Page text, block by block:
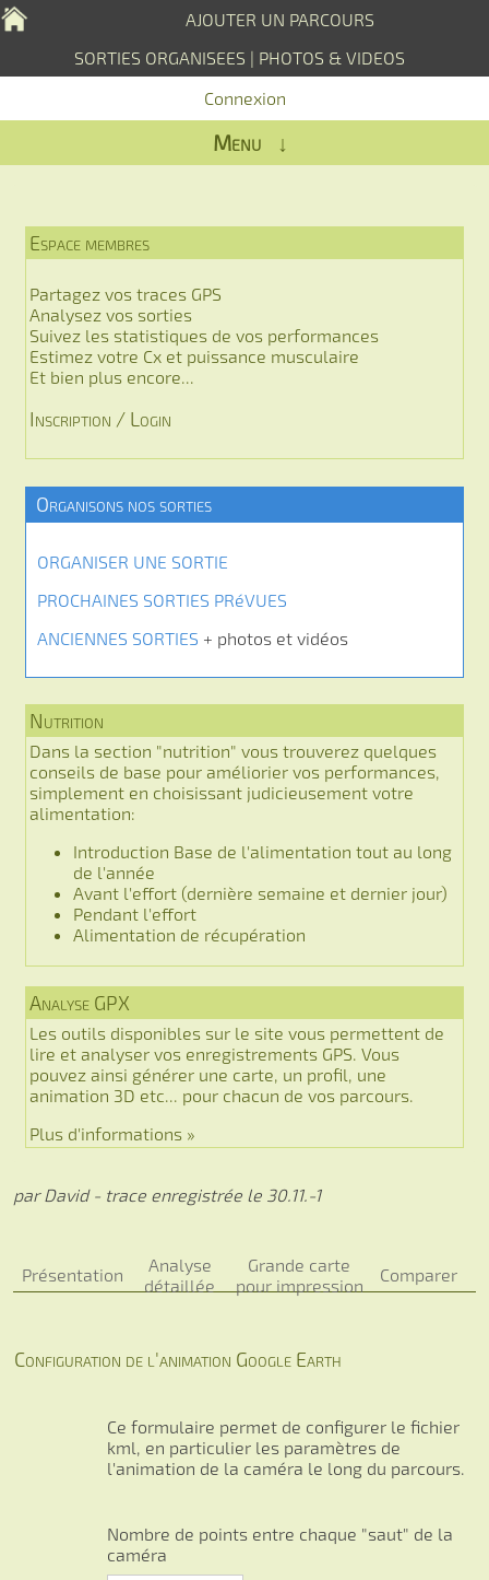
AJOUTER UN PARCOURS
SORTIES ORGANISEES | PHOTOS & VIDEOS
Connexion
Menu ↓
Espace membres
Partagez vos traces GPS
Analysez vos sorties
Suivez les statistiques de vos performances
Estimez votre Cx et puissance musculaire
Et bien plus encore...
Inscription / Login
Organisons nos sorties
ORGANISER UNE SORTIE
PROCHAINES SORTIES PRéVUES
ANCIENNES SORTIES + photos et vidéos
Nutrition
Dans la section "nutrition" vous trouverez quelques
conseils de base pour améliorier vos performances,
simplement en choisissant judicieusement votre
alimentation:
Introduction Base de l'alimentation tout au long
de l'année
Avant l'effort (dernière semaine et dernier jour)
Pendant l'effort
Alimentation de récupération
Analyse GPX
Les outils disponibles sur le site vous permettent de
lire et analyser vos enregistrements GPS. Vous
pouvez ainsi générer une carte, un profil, une
animation 3D etc... pour chacun de vos parcours.
Plus d'informations »
par David - trace enregistrée le 30.11.-1
Présentation
Analyse
détaillée
Grande carte
pour impression
Comparer
Configuration de l'animation Google Earth
Ce formulaire permet de configurer le fichier
kml, en particulier les paramètres de
l'animation de la caméra le long du parcours.
Nombre de points entre chaque "saut" de la
caméra